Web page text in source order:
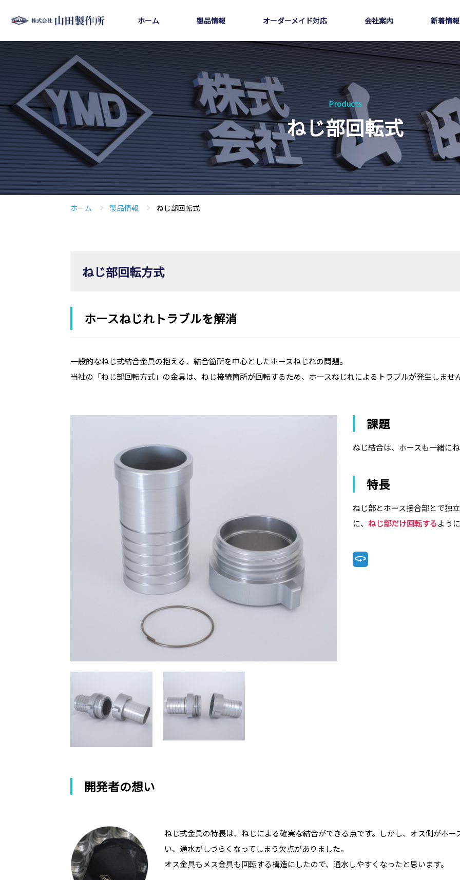
ホーム 製品情報 オーダーメイド対応 会社案内 新着情報
Products
ねじ部回転式
ホーム 製品情報 ねじ部回転式
ねじ部回転方式
ホースねじれトラブルを解消
一般的なねじ式結合金具の抱える、結合箇所を中心としたホースねじれの問題。
当社の「ねじ部回転方式」の金具は、ねじ接続箇所が回転するため、ホースねじれによるトラブルが発生しませ
課題
ねじ結合は、ホースも一緒に
特長
ねじ部とホース接合部とで独
に、 ねじ部だけ回転するよう
開発者の想い
ねじ式金具の特長は、ねじによる確実な結合ができる点です。しかし、オス側がホ
い、通水がしづらくなってしまう欠点がありました。
オス金具もメス金具も回転する構造にしたので、通水しやすくなったと思います。